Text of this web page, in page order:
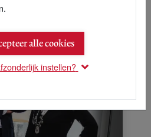
alle cookies
instellen?